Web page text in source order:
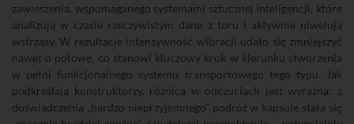
zawieszenia, wspomaganego systemami sztucznej inteligencji, które
analizują w czasie rzeczywistym dane z toru i aktywnie niwelują
wstrząsy. W rezultacie intensywność wibracji udało się zmniejszyć
nawet o połowę, co stanowi kluczowy krok w kierunku stworzenia
w pełni funkcjonalnego systemu transportowego tego typu. Jak
podkreślają konstruktorzy, różnica w odczuciach jest wyraźna: z
doświadczenia „bardzo nieprzyjemnego” podróż w kapsule stała się